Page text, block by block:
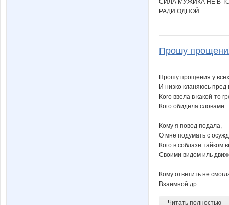
СИЛА МУЖИКА НЕ В
РАДИ ОДНОЙ...
Прошу
Прошу прощения у
И низко кланяюсь пред
Кого ввела в какой-то
Кого обидела словами.
Кому я повод подала,
О мне подумать с
Кого в соблазн тайком
Своими видом иль
Кому ответить не
Взаимной др...
Читать полностью